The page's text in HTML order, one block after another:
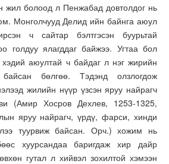
жил болоод л Пенжабад довтолдог нь
Монголчууд Делид ийн байнга аюул
ч сайтар бэлтгэсэн буурьтай
голдуу ялагддаг байжээ. Угтаа бол
хэдий аюултай ч байдаг л нэг жирийн
бөлгөө. Тэдэнд олзлогдож
жилийн нүүр үзсэн яруу найрагч
(Амир Хосров Дехлев, 1253-1325,
яруу найрагч, үрдү, фарси, хинди
туурвиж байсан. Орч.) хожим нь
хуурсандаа баригдаж хир дайр
гутал л хийвэл зохилтой хэмээн